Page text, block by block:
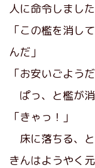
人に命令しました
「この檻を消し
んだ」
「お安いごようだ
ぱっ、と檻が消
「きゃっ！」
床に落ちる、
きんはようやく